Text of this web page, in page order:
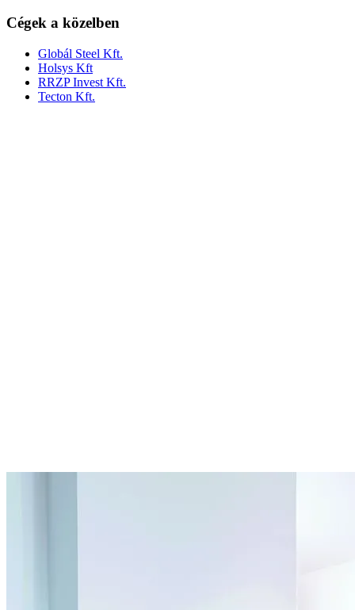
Cégek a közelben
Globál Steel Kft.
Holsys Kft
RRZP Invest Kft.
Tecton Kft.